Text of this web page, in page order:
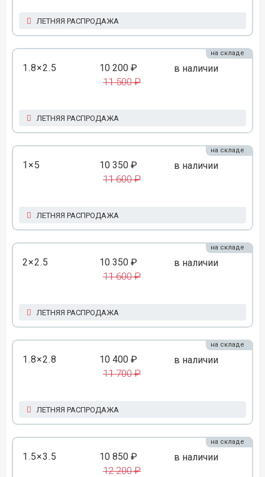
ЛЕТНЯЯ РАСПРОДАЖА
1.8×2.5 10 200 ₽
11 500 ₽
в наличии
на складе
ЛЕТНЯЯ РАСПРОДАЖА
1×5 10 350 ₽
11 600 ₽
в наличии
на складе
ЛЕТНЯЯ РАСПРОДАЖА
2×2.5 10 350 ₽
11 600 ₽
в наличии
на складе
ЛЕТНЯЯ РАСПРОДАЖА
1.8×2.8 10 400 ₽
11 700 ₽
в наличии
на складе
ЛЕТНЯЯ РАСПРОДАЖА
1.5×3.5 10 850 ₽
12 200 ₽
в наличии
на складе